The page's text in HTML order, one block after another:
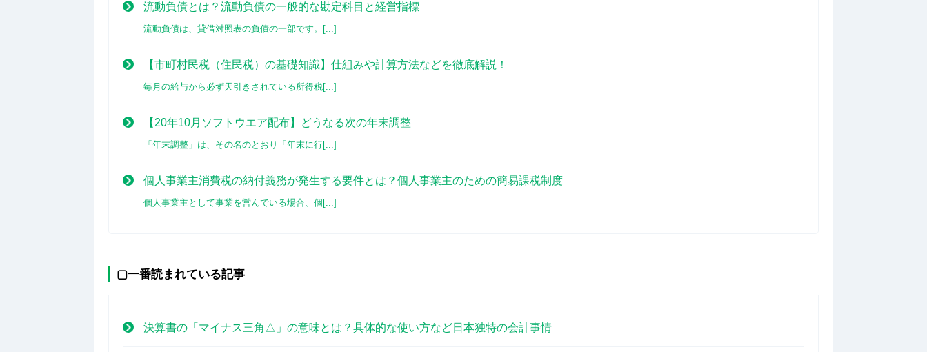
流動負債とは？流動負債の一般的な勘定科目と経営指標
流動負債は、貸借対照表の負債の一部です。[...]
【市町村民税（住民税）の基礎知識】仕組みや計算方法などを徹底解説！
毎月の給与から必ず天引きされている所得税[...]
【20年10月ソフトウエア配布】どうなる次の年末調整
「年末調整」は、その名のとおり「年末に行[...]
個人事業主消費税の納付義務が発生する要件とは？個人事業主のための簡易課税制度
個人事業主として事業を営んでいる場合、個[...]
▢一番読まれている記事
決算書の「マイナス三角△」の意味とは？具体的な使い方など日本独特の会計事情